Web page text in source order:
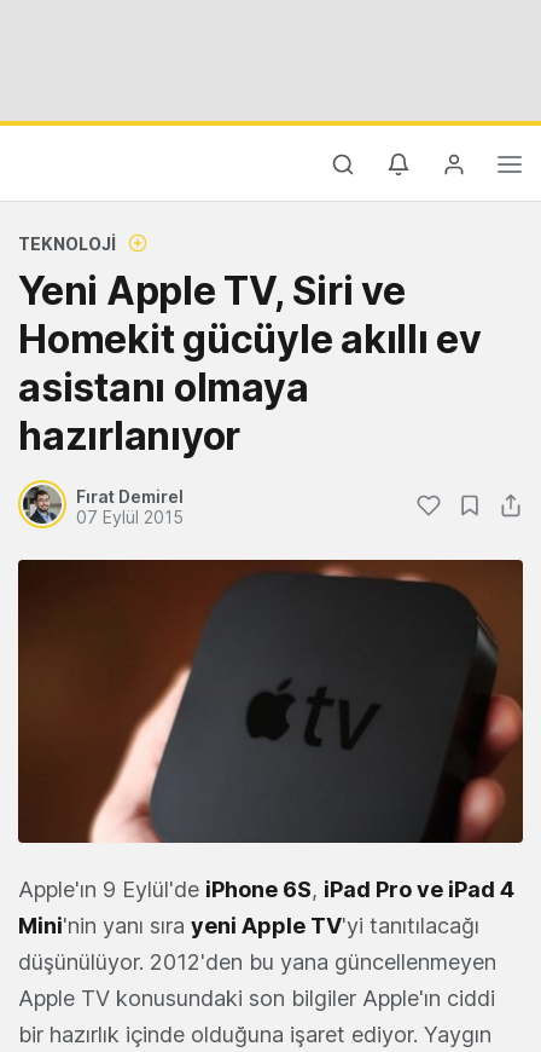
TEKNOLOJI
Yeni Apple TV, Siri ve
Homekit gücüyle akıllı ev
asistanı olmaya
hazırlanıyor
Fırat Demirel
07 Eylül 2015
Apple'ın 9 Eylül'de iPhone 6S, iPad Pro ve iPad 4
Mini'nin yanı sıra yeni Apple TV'yi tanıtılacağı
düşünülüyor. 2012'den bu yana güncellenmeyen
Apple TV konusundaki son bilgiler Apple'ın ciddi
bir hazırlık içinde olduğuna işaret ediyor. Yaygın